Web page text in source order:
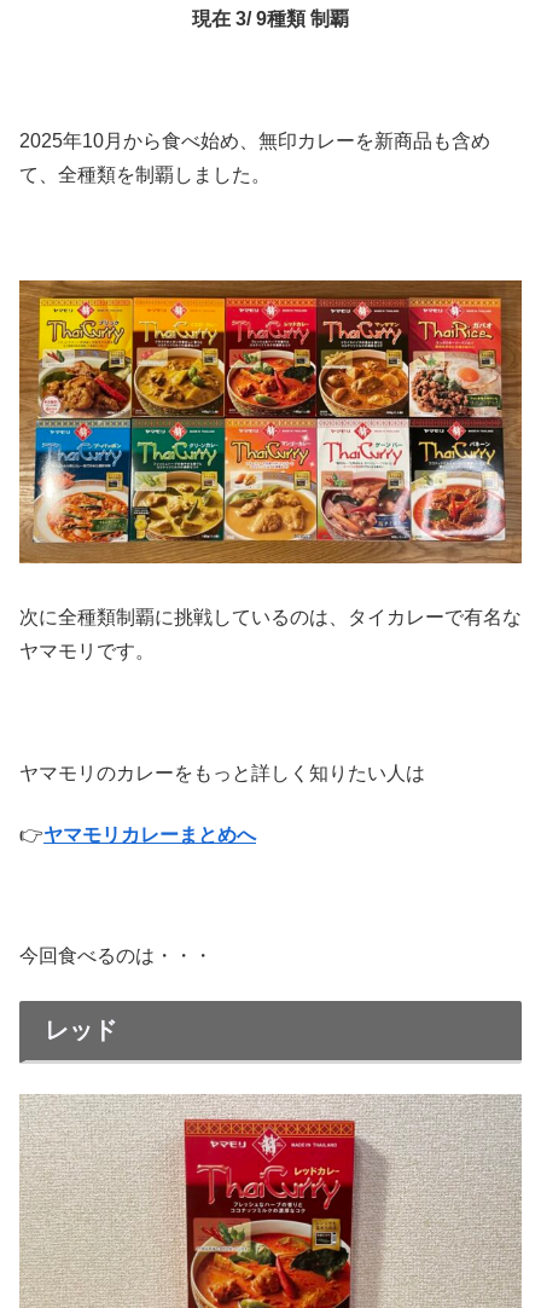
現在 3/ 9種類 制覇
2025年10月から食べ始め、無印カレーを新商品も含め
て、全種類を制覇しました。
次に全種類制覇に挑戦しているのは、タイカレーで有名な
ヤマモリです。
ヤマモリのカレーをもっと詳しく知りたい人は
👉ヤマモリカレーまとめへ
今回食べるのは・・・
レッド